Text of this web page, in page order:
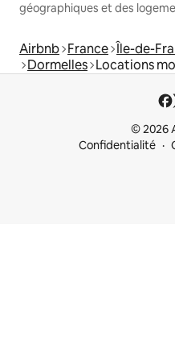
géographiques et des
Airbnb France Île-de-
Dormelles Locations
© 2026
Confidentialité